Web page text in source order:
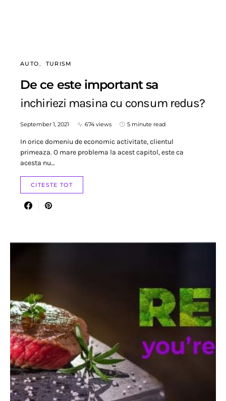
AUTO TURISM
De ce este important sa
inchiriezi masina cu consum redus?
September 1, 2021 674 views 5 minute read
In orice domeniu de economic activitate, clientul
primeaza. O mare problema la acest capitol, este ca
acesta nu…
CITESTE TOT